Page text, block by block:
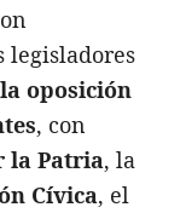
legisladores
la oposición
, con
la Patria, la
Cívica, el